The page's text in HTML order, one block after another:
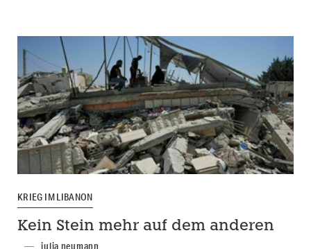
KRIEG IM LIBANON
Kein Stein mehr auf dem anderen
julia neumann